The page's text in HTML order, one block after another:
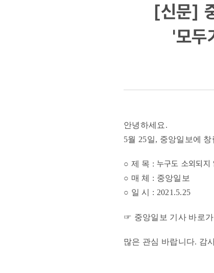
[신문]
중앙일보/
소외되지
세상을
위해
…
'모두가
굿네이버
[신문]
'모
안녕하세요.
5월 25일, 중앙일보에
○ 제 목 : 누구도 소외되
○ 매 체 : 중앙일보
○ 일 시 : 2021.5.25
☞ 중앙일보 기사 바로
많은 관심 바랍니다. 감